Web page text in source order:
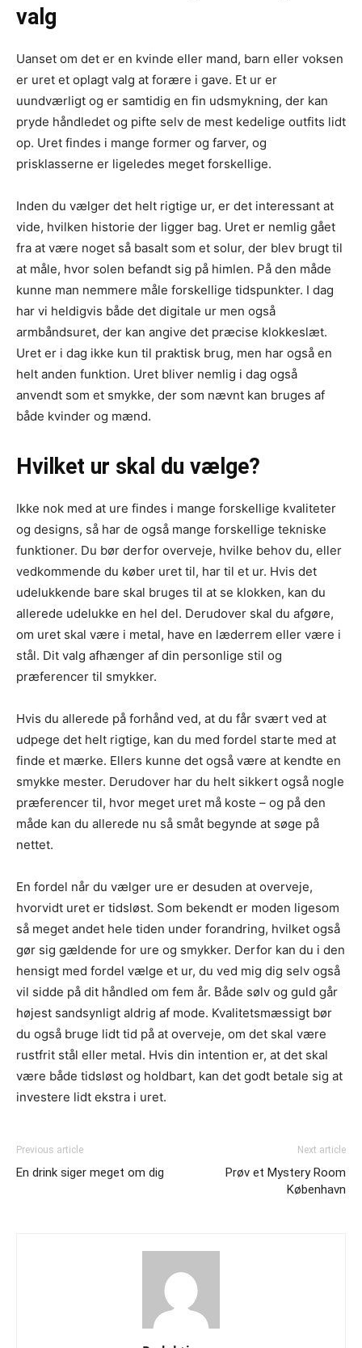
valg
Uanset om det er en kvinde eller mand, barn eller voksen
er uret et oplagt valg at forære i gave. Et ur er
uundværligt og er samtidig en fin udsmykning, der kan
pryde håndledet og pifte selv de mest kedelige outfits lidt
op. Uret findes i mange former og farver, og
prisklasserne er ligeledes meget forskellige.
Inden du vælger det helt rigtige ur, er det interessant at
vide, hvilken historie der ligger bag. Uret er nemlig gået
fra at være noget så basalt som et solur, der blev brugt til
at måle, hvor solen befandt sig på himlen. På den måde
kunne man nemmere måle forskellige tidspunkter. I dag
har vi heldigvis både det digitale ur men også
armbåndsuret, der kan angive det præcise klokkeslæt.
Uret er i dag ikke kun til praktisk brug, men har også en
helt anden funktion. Uret bliver nemlig i dag også
anvendt som et smykke, der som nævnt kan bruges af
både kvinder og mænd.
Hvilket ur skal du vælge?
Ikke nok med at ure findes i mange forskellige kvaliteter
og designs, så har de også mange forskellige tekniske
funktioner. Du bør derfor overveje, hvilke behov du, eller
vedkommende du køber uret til, har til et ur. Hvis det
udelukkende bare skal bruges til at se klokken, kan du
allerede udelukke en hel del. Derudover skal du afgøre,
om uret skal være i metal, have en læderrem eller være i
stål. Dit valg afhænger af din personlige stil og
præferencer til smykker.
Hvis du allerede på forhånd ved, at du får svært ved at
udpege det helt rigtige, kan du med fordel starte med at
finde et mærke. Ellers kunne det også være at kendte en
smykke mester. Derudover har du helt sikkert også nogle
præferencer til, hvor meget uret må koste – og på den
måde kan du allerede nu så småt begynde at søge på
nettet.
En fordel når du vælger ure er desuden at overveje,
hvorvidt uret er tidsløst. Som bekendt er moden ligesom
så meget andet hele tiden under forandring, hvilket også
gør sig gældende for ure og smykker. Derfor kan du i den
hensigt med fordel vælge et ur, du ved mig dig selv også
vil sidde på dit håndled om fem år. Både sølv og guld går
højest sandsynligt aldrig af mode. Kvalitetsmæssigt bør
du også bruge lidt tid på at overveje, om det skal være
rustfrit stål eller metal. Hvis din intention er, at det skal
være både tidsløst og holdbart, kan det godt betale sig at
investere lidt ekstra i uret.
Previous article
En drink siger meget om dig
Next article
Prøv et Mystery Room
København